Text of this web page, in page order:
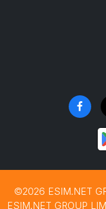
©2026 ESIM.NET
ESIM.NET GROUP